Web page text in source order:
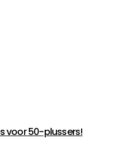
voor 50-plussers!